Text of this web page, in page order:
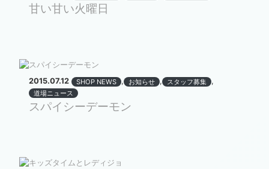
甘い甘い火曜日
2015.07.12 SHOP NEWS , お知らせ , スタッフ募集 ,
道場ニュース
スパイシーデーモン